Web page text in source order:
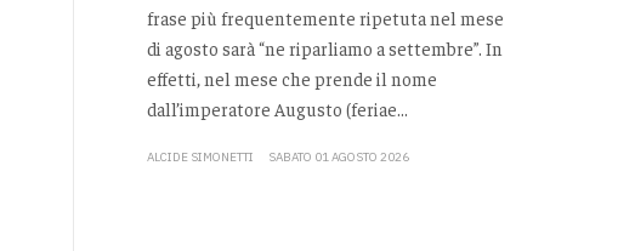
frase più frequentemente ripetuta nel mese
di agosto sarà “ne riparliamo a settembre”. In
effetti, nel mese che prende il nome
dall’imperatore Augusto (feriae...
ALCIDE SIMONETTI SABATO 01 AGOSTO 2026